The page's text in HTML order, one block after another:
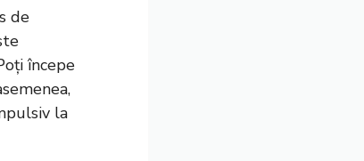
de
începe
la